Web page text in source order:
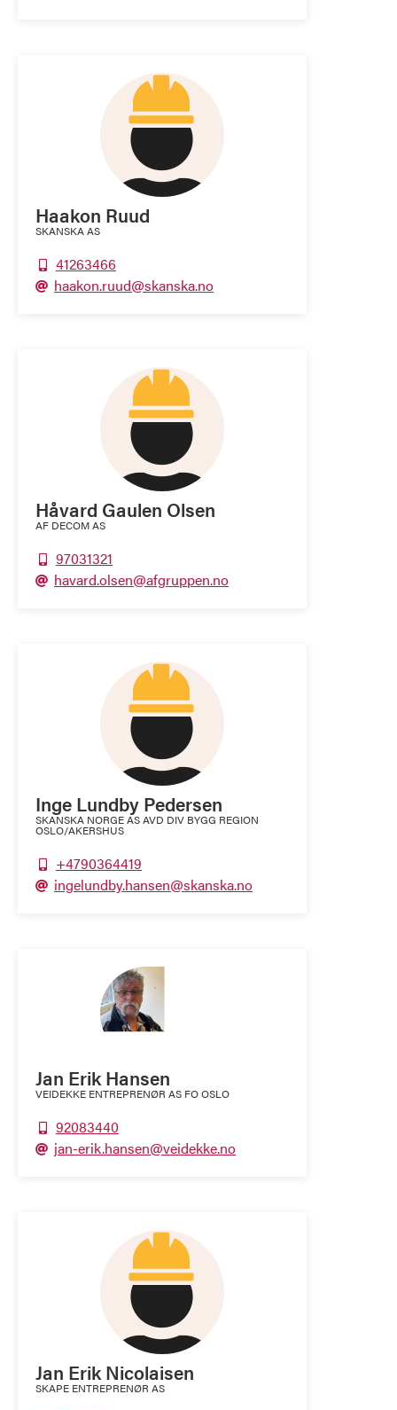
Haakon Ruud
SKANSKA AS
 41263466
 haakon.ruud@skanska.no
Håvard Gaulen Olsen
AF DECOM AS
 97031321
 havard.olsen@afgruppen.no
Inge Lundby Pedersen
SKANSKA NORGE AS AVD DIV BYGG REGION
OSLO/AKERSHUS
 +4790364419
 ingelundby.hansen@skanska.no
Jan Erik Hansen
VEIDEKKE ENTREPRENØR AS FO OSLO
 92083440
 jan-erik.hansen@veidekke.no
Jan Erik Nicolaisen
SKAPE ENTREPRENØR AS